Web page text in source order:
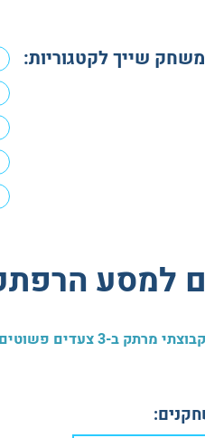
שייך לקטגוריות:
למסע
לחשוף את אחת התעלומות המסתוריות ביותר בעולם